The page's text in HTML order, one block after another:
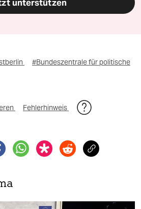
unterstützen
#Bundeszentrale für politische
Fehlerhinweis